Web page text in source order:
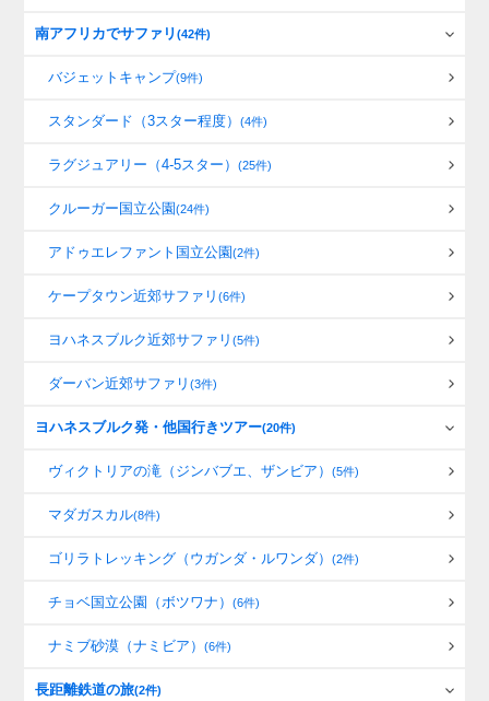
南アフリカでサファリ(42件)
バジェットキャンプ(9件)
スタンダード（3スター程度）(4件)
ラグジュアリー（4-5スター）(25件)
クルーガー国立公園(24件)
アドゥエレファント国立公園(2件)
ケープタウン近郊サファリ(6件)
ヨハネスブルク近郊サファリ(5件)
ダーバン近郊サファリ(3件)
ヨハネスブルク発・他国行きツアー(20件)
ヴィクトリアの滝（ジンバブエ、ザンビア）(5件)
マダガスカル(8件)
ゴリラトレッキング（ウガンダ・ルワンダ）(2件)
チョベ国立公園（ボツワナ）(6件)
ナミブ砂漠（ナミビア）(6件)
長距離鉄道の旅(2件)